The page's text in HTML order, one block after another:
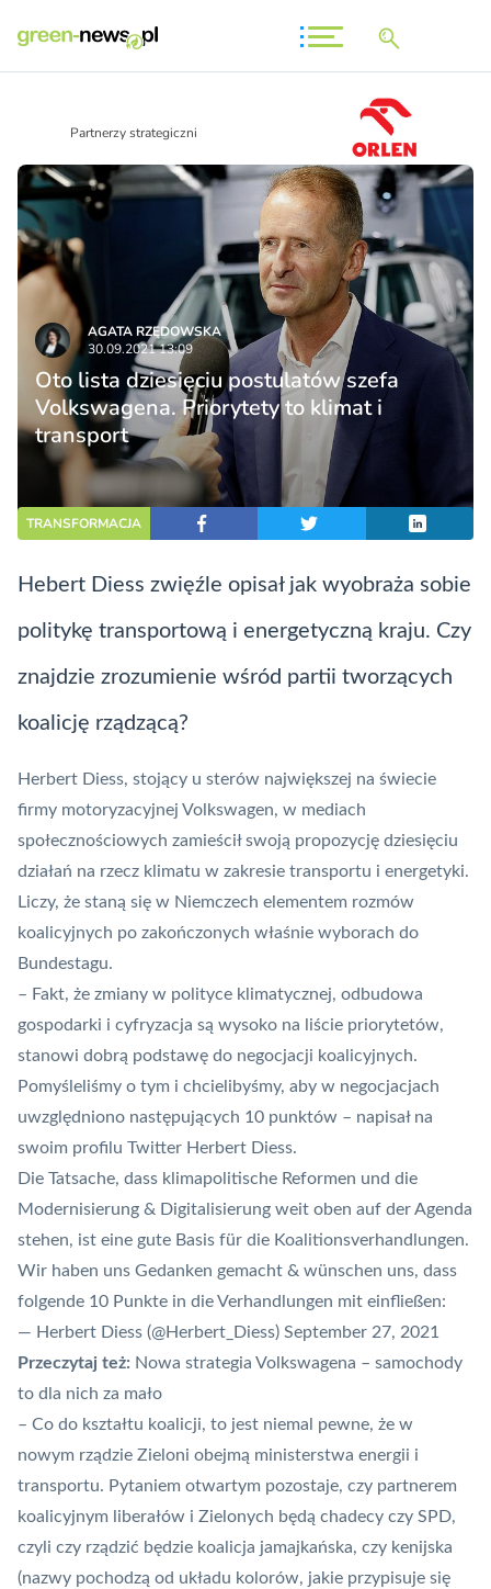
Partnerzy strategiczni
AGATA RZĘDOWSKA
30.09.2021 13:09
Oto lista dziesięciu postulatów szefa
Volkswagena. Priorytety to klimat i
transport
TRANSFORMACJA
Hebert Diess zwięźle opisał jak wyobraża sobie
politykę transportową i energetyczną kraju. Czy
znajdzie zrozumienie wśród partii tworzących
koalicję rządzącą?
Herbert Diess, stojący u sterów największej na świecie
firmy motoryzacyjnej Volkswagen, w mediach
społecznościowych zamieścił swoją propozycję dziesięciu
działań na rzecz klimatu w zakresie transportu i energetyki.
Liczy, że staną się w Niemczech elementem rozmów
koalicyjnych po zakończonych właśnie wyborach do
Bundestagu.
– Fakt, że zmiany w polityce klimatycznej, odbudowa
gospodarki i cyfryzacja są wysoko na liście priorytetów,
stanowi dobrą podstawę do negocjacji koalicyjnych.
Pomyśleliśmy o tym i chcielibyśmy, aby w negocjacjach
uwzględniono następujących 10 punktów – napisał na
swoim profilu Twitter Herbert Diess.
Die Tatsache, dass klimapolitische Reformen und die
Modernisierung & Digitalisierung weit oben auf der Agenda
stehen, ist eine gute Basis für die Koalitionsverhandlungen.
Wir haben uns Gedanken gemacht & wünschen uns, dass
folgende 10 Punkte in die Verhandlungen mit einfließen:
— Herbert Diess (@Herbert_Diess) September 27, 2021
Przeczytaj też: Nowa strategia Volkswagena – samochody
to dla nich za mało
– Co do kształtu koalicji, to jest niemal pewne, że w
nowym rządzie Zieloni obejmą ministerstwa energii i
transportu. Pytaniem otwartym pozostaje, czy partnerem
koalicyjnym liberałów i Zielonych będą chadecy czy SPD,
czyli czy rządzić będzie koalicja jamajkańska, czy kenijska
(nazwy pochodzą od układu kolorów, jakie przypisuje się